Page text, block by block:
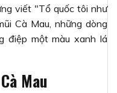
viết "Tổ quốc tôi như
Cà Mau, những dòng
điệp một màu xanh lá
Mau